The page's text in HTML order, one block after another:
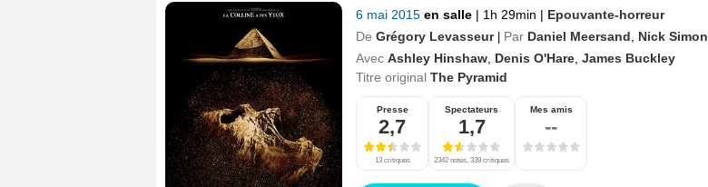
6 mai 2015 en salle | 1h 29min | Epouvante-horreur
De Grégory Levasseur | Par Daniel Meersand
Nick Simon
Avec Ashley Hinshaw Denis O'Hare James Buckley
Titre original The Pyramid
Presse
2,7
13 critiques
Spectateurs
1,7
2342 notes, 339 critiques
Mes amis
--